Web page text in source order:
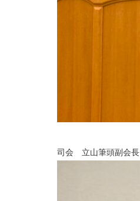
司会 立山筆頭副会長